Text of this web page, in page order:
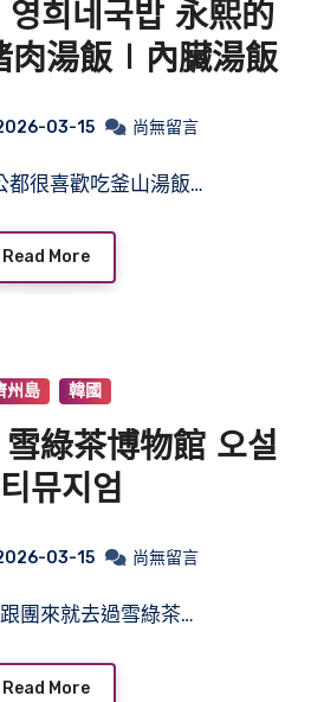
희네국밥 永熙的
肉湯飯∣內臟湯飯
03-15 尚無留言
都很喜歡吃釜山湯飯…
Read More
州島 韓國
綠茶博物館 오설
뮤지엄
03-15 尚無留言
跟團來就去過雪綠茶…
Read More